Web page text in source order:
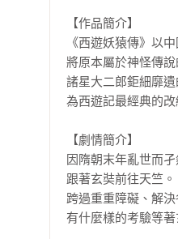
【作品簡介】
《西遊妖猿傳》以
將原本屬於神怪傳
諸星大二郎鉅細靡
為西遊記最經典的改
【劇情簡介】
因隋朝末年亂世而
跟著玄奘前往天竺。
跨過重重障礙、解
有什麼樣的考驗等著